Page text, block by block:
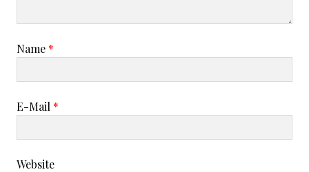
Name *
E-Mail *
Website